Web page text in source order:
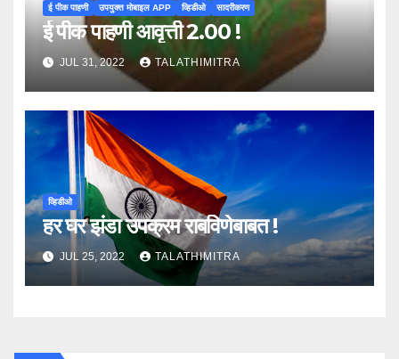
ई पीक पाहणी उपयुक्त मोबाइल APP व्हिडीओ सादरीकरण
ई पीक पाहणी आवृत्ती 2.00 !
JUL 31, 2022 TALATHIMITRA
व्हिडीओ
हर घर झंडा उपक्रम राबविणेबाबत !
JUL 25, 2022 TALATHIMITRA